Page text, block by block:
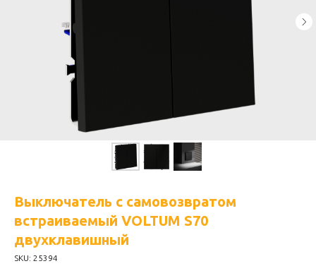
Выключатель с самовозвратом
встраиваемый VOLTUM S70
двухклавишный
SKU: 25394